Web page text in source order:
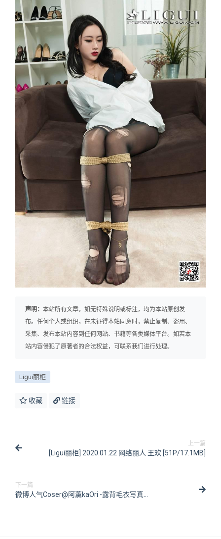
声明： 本站所有文章，如无特殊说明或标注，均为本站原创发
布。任何个人或组织，在未征得本站同意时，禁止复制、盗用、
采集、发布本站内容到任何网站、书籍等各类媒体平台。如若本
站内容侵犯了原著者的合法权益，可联系我们进行处理。
Ligui丽柜
收藏 链接
上一篇
[Ligui丽柜] 2020.01.22 网络丽人 王欢 [51P/17.1MB]
下一篇
微博人气Coser@阿薰kaOri -露背毛衣写真